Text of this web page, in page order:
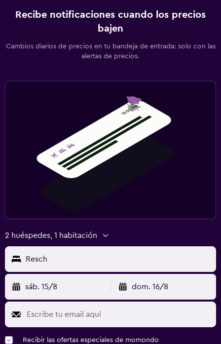
Recibe notificaciones cuando los precios
bajen
Cambios diarios de precios en tu bandeja de entrada: solo con las
alertas de precios.
2 huéspedes, 1 habitación
Resch
sáb. 15/8 dom. 16/8
Recibir las ofertas especiales de momondo